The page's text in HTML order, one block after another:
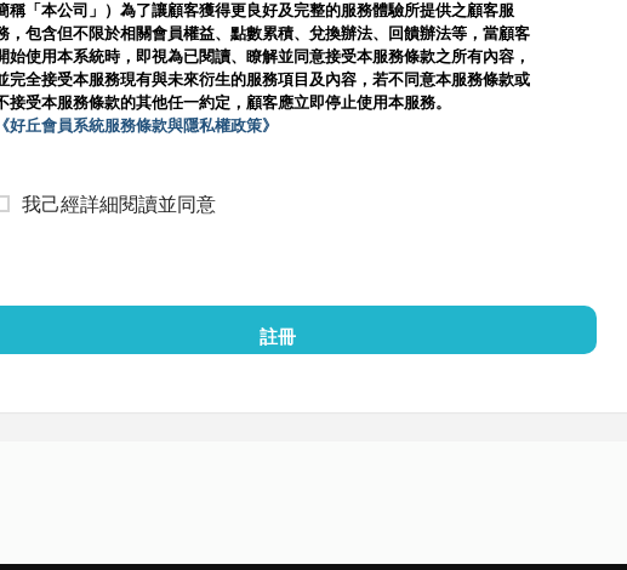
稱「本公司」）為了讓顧客獲得更良好及完整的服務體驗所提供之顧客服
，包含但不限於相關會員權益、點數累積、兌換辦法、回饋辦法等，當顧客
始使用本系統時，即視為已閱讀、瞭解並同意接受本服務條款之所有內容，
完全接受本服務現有與未來衍生的服務項目及內容，若不同意本服務條款或
接受本服務條款的其他任一約定，顧客應立即停止使用本服務。
《好丘會員系統服務條款與隱私權政策》
我己經詳細閱讀並同意
註冊